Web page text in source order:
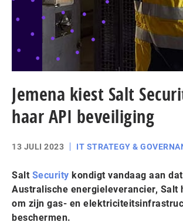
Jemena kiest Salt
haar API beveiliging
13 JULI 2023 IT STRATEGY &
Salt Security kondigt vandaag aan
Australische energieleverancier, Salt
om zijn gas- en
beschermen.